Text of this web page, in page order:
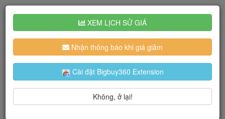
XEM LỊCH SỬ GIÁ
Nhận thông báo khi giá giảm
Cài đặt Bigbuy360 Extension
Không, ở lại!